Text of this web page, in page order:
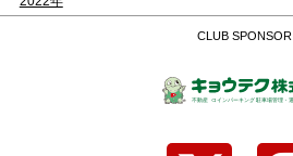
CLUB SPONSOR